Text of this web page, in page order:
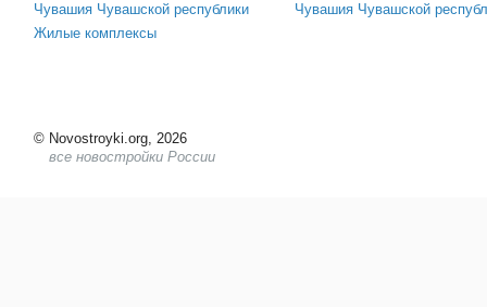
Чувашия Чувашской республики
Жилые комплексы
Чувашия Чувашской
© Novostroyki.org, 2026
все новостройки России